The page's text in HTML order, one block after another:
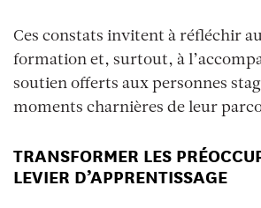
Ces constats invitent à réfléchir
formation et, surtout, à
soutien offerts aux personnes
moments charnières de leur
TRANSFORMER LES
LEVIER D’APPRENTISSAGE